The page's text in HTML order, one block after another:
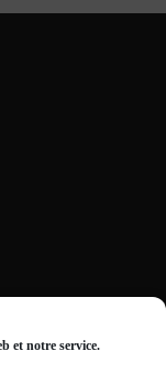
et notre service.